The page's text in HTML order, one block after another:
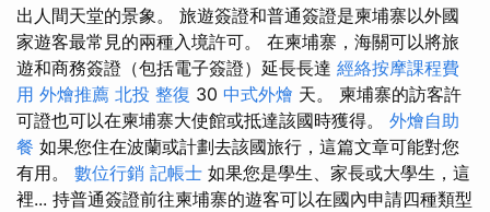
出人間天堂的景象。 旅遊簽證和普通簽證是柬埔寨以外國
家遊客最常見的兩種入境許可。 在柬埔寨，海關可以將旅
遊和商務簽證（包括電子簽證）延長長達 經絡按摩課程費
用 外燴推薦 北投 整復 30 中式外燴 天。 柬埔寨的訪客許
可證也可以在柬埔寨大使館或抵達該國時獲得。 外燴自助
餐 如果您住在波蘭或計劃去該國旅行，這篇文章可能對您
有用。 數位行銷 記帳士 如果您是學生、家長或大學生，這
裡... 持普通簽證前往柬埔寨的遊客可以在國內申請四種類型